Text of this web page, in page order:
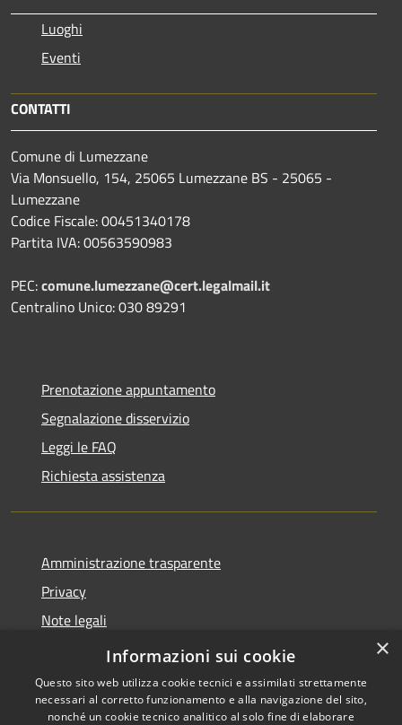
Luoghi
Eventi
CONTATTI
Comune di Lumezzane
Via Monsuello, 154, 25065 Lumezzane BS - 25065 -
Lumezzane
Codice Fiscale: 00451340178
Partita IVA: 00563590983
PEC:comune.lumezzane@cert.legalmail.it
Centralino Unico: 030 89291
Prenotazione appuntamento
Segnalazione disservizio
Leggi le FAQ
Richiesta assistenza
Amministrazione trasparente
Privacy
Note legali
Dichiarazione di accessibilità
×
Informazioni sui cookie
Questo sito web utilizza cookie tecnici e assimilati strettamente
necessari al corretto funzionamento e alla navigazione del sito,
nonché un cookie tecnico analitico al solo fine di elaborare